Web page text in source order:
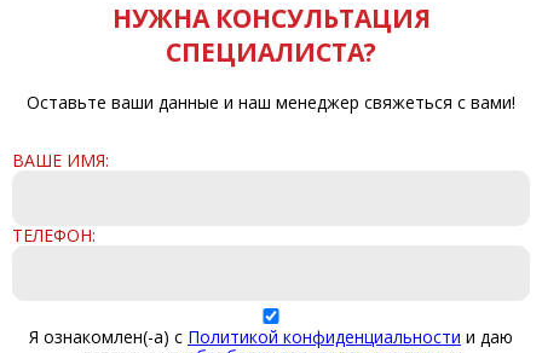
НУЖНА КОНСУЛЬТАЦИЯ
СПЕЦИАЛИСТА?
Оставьте ваши данные и наш менеджер свяжеться с вами!
ВАШЕ ИМЯ:
ТЕЛЕФОН:
Я ознакомлен(-а) с Политикой конфиденциальности и даю